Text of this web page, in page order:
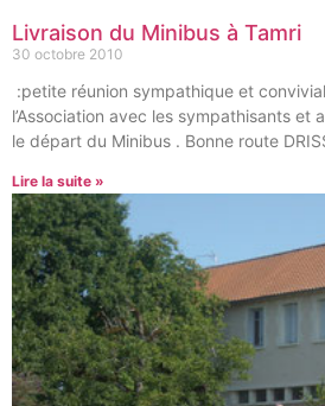
Livraison du Minibus à Tamri
30 octobre 2010
:petite réunion sympathique et
l’Association avec les sympathisants et
le départ du Minibus . Bonne route
Lire la suite »